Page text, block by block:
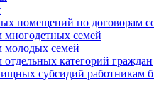
помещений по договорам
семей
молодых семей
категорий граждан
субсидий работникам